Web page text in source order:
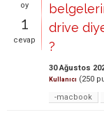
oy
1
cevap
drive
?
30 Ağustos
Kullanıcı (250
-macbook